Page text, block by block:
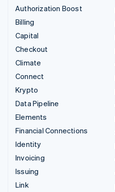
Authorization Boost
Billing
Capital
Checkout
Climate
Connect
Krypto
Data Pipeline
Elements
Financial Connections
Identity
Invoicing
Issuing
Link